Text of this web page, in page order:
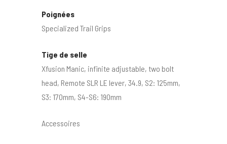
Poignées
Specialized Trail Grips
Tige de selle
Xfusion Manic, infinite adjustable, two bolt
head, Remote SLR LE lever, 34.9, S2: 125mm,
S3: 170mm, S4-S6: 190mm
Accessoires